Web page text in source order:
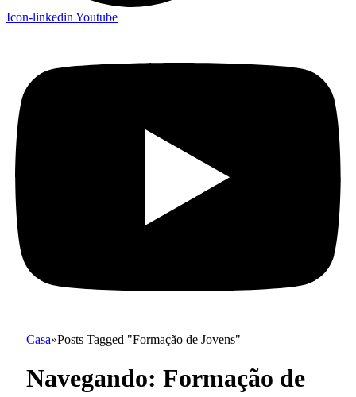
Icon-linkedin Youtube
Casa»Posts Tagged "Formação de Jovens"
Navegando: Formação de